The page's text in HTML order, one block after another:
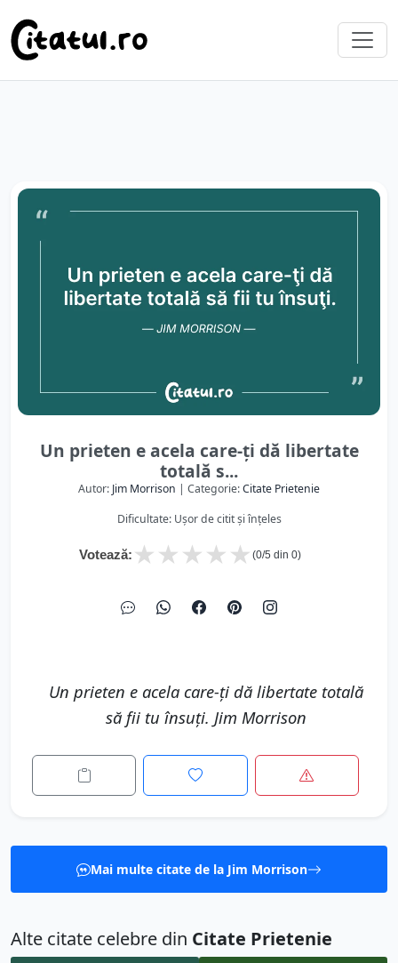
Un prieten e acela care-ţi dă libertate
totală s...
Autor: Jim Morrison | Categorie:Citate Prietenie
Dificultate: Ușor de citit și înțeles
Votează: ★
★
★
★
★ (0/5 din 0)
Un prieten e acela care-ţi dă libertate totală
să fii tu însuţi. Jim Morrison
Mai multe citate de la Jim Morrison
Alte citate celebre din Citate Prietenie